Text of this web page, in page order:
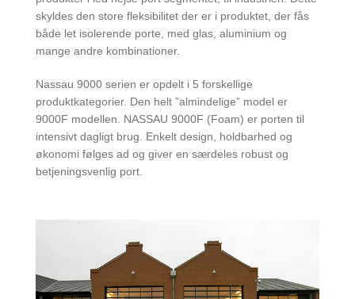
skyldes den store fleksibilitet der er i produktet, der fås
både let isolerende porte, med glas, aluminium og
mange andre kombinationer.
Nassau 9000 serien er opdelt i 5 forskellige
produktkategorier. Den helt ”almindelige” model er
9000F modellen. NASSAU 9000F (Foam) er porten til
intensivt dagligt brug. Enkelt design, holdbarhed og
økonomi følges ad og giver en særdeles robust og
betjeningsvenlig port.